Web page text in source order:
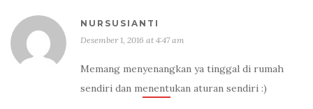
NURSUSIANTI
Desember 1, 2016 at 4:47 am
Memang menyenangkan ya tinggal di rumah
sendiri dan menentukan aturan sendiri :)